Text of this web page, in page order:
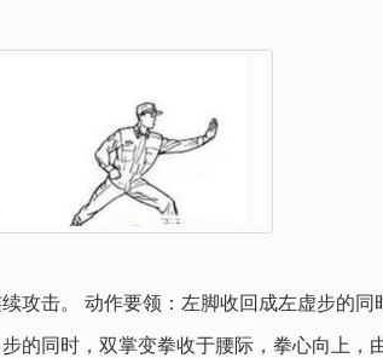
攻击。 动作要领：左脚收回成左虚步的
的同时，双掌变拳收于腰际，拳心向上，